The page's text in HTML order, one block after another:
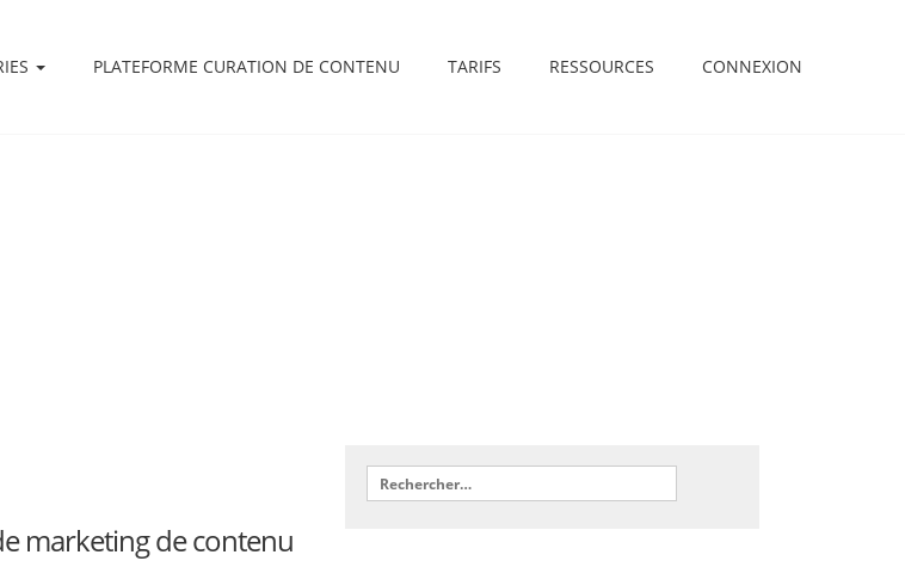
PLATEFORME CURATION DE CONTENU TARIFS RESSOURCES CONNEXION
marketing de contenu